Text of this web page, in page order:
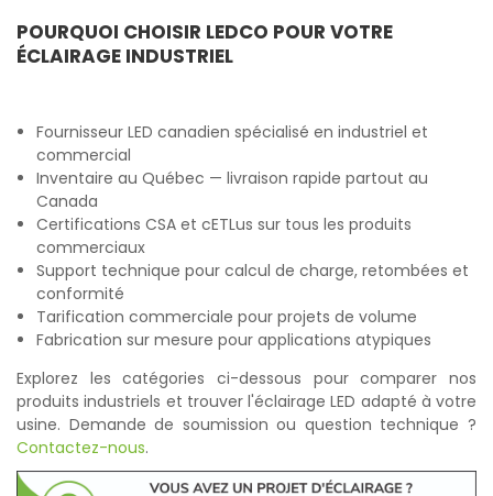
POURQUOI CHOISIR LEDCO POUR VOTRE
ÉCLAIRAGE INDUSTRIEL
Fournisseur LED canadien spécialisé en industriel et
commercial
Inventaire au Québec — livraison rapide partout au
Canada
Certifications CSA et cETLus sur tous les produits
commerciaux
Support technique pour calcul de charge, retombées et
conformité
Tarification commerciale pour projets de volume
Fabrication sur mesure pour applications atypiques
Explorez les catégories ci-dessous pour comparer nos
produits industriels et trouver l'éclairage LED adapté à votre
usine. Demande de soumission ou question technique ?
Contactez-nous.